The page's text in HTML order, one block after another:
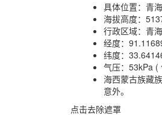
具体位置： 青
海拔高度：
行政区域： 青
经度：
纬度：
气压： 53kPa (
海西蒙古族藏
意外。
点击去除遮罩